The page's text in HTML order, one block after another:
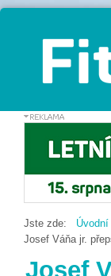
Jste zde:
Josef Váňa jr.
Josef